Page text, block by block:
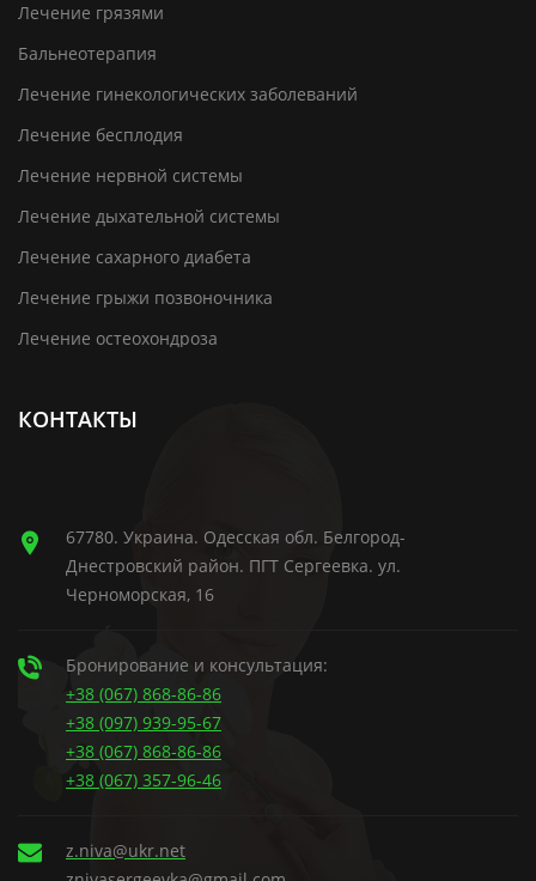
Лечение грязями
Бальнеотерапия
Лечение гинекологических заболеваний
Лечение бесплодия
Лечение нервной системы
Лечение дыхательной системы
Лечение сахарного диабета
Лечение грыжи позвоночника
Лечение остеохондроза
КОНТАКТЫ
67780. Украина. Одесская обл. Белгород-
Днестровский район. ПГТ Сергеевка. ул.
Черноморская, 16
Бронирование и консультация:
+38 (067) 868-86-86
+38 (097) 939-95-67
+38 (067) 868-86-86
+38 (067) 357-96-46
z.niva@ukr.net